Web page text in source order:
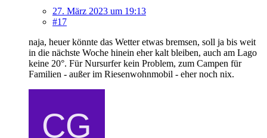
27. März 2023 um 19:13
#17
naja, heuer könnte das Wetter etwas bremsen, soll ja bis weit
in die nächste Woche hinein eher kalt bleiben, auch am Lago
keine 20°. Für Nursurfer kein Problem, zum Campen für
Familien - außer im Riesenwohnmobil - eher noch nix.